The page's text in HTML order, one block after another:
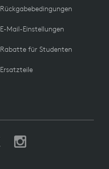
Rückgabebedingungen
E-Mail-Einstellungen
Rabatte für Studenten
Ersatzteile